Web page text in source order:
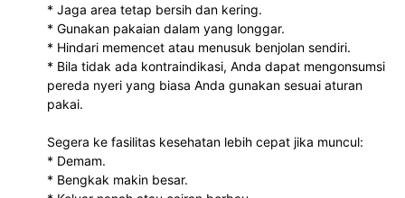
* Jaga area tetap bersih dan kering.
* Gunakan pakaian dalam yang longgar.
* Hindari memencet atau menusuk benjolan sendiri.
* Bila tidak ada kontraindikasi, Anda dapat mengonsumsi
pereda nyeri yang biasa Anda gunakan sesuai aturan
pakai.
Segera ke fasilitas kesehatan lebih cepat jika muncul:
* Demam.
* Bengkak makin besar.